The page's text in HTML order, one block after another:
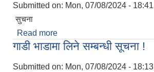
Submitted on: Mon, 07/08/2024 - 18:41
सुचना
Read more
गाडी भाडामा लिने सम्बन्धी सूचना !
Submitted on: Mon, 07/08/2024 - 18:13